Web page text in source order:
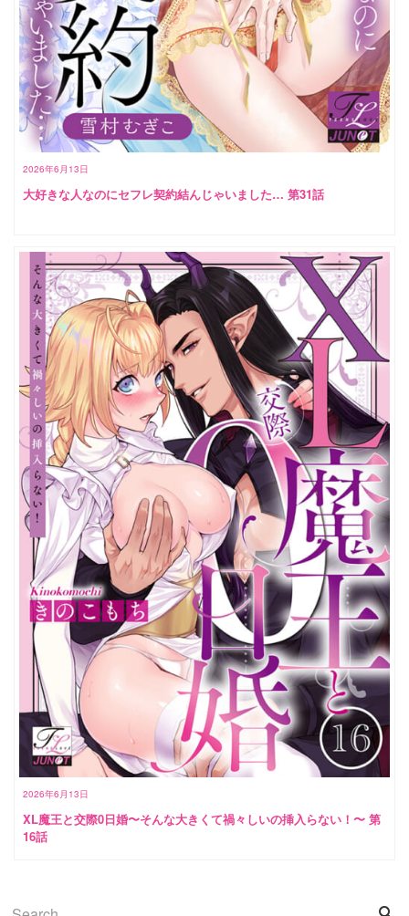
2026年6月13日
大好きな人なのにセフレ契約結んじゃいました… 第31話
2026年6月13日
XL魔王と交際0日婚〜そんな大きくて禍々しいの挿入らない！〜 第
16話